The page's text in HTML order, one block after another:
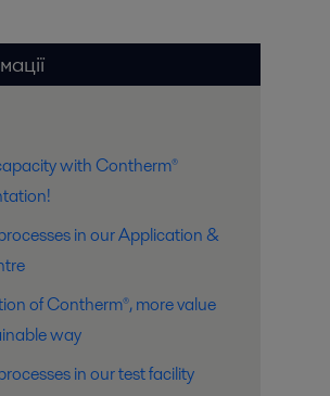
with Contherm®
in our Application &
of Contherm®, more value
way
in our test facility